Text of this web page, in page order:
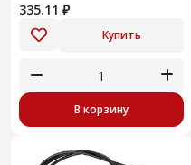
335.11 ₽
Купить
В корзину